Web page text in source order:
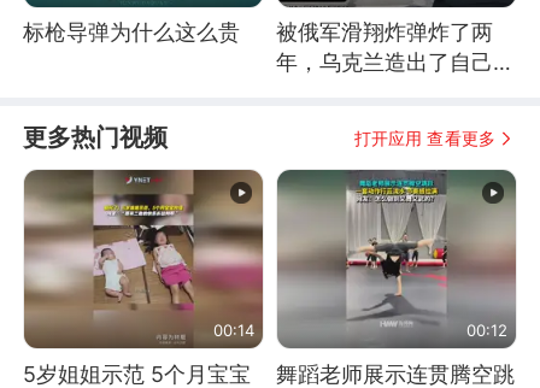
标枪导弹为什么这么贵
被俄军滑翔炸弹炸了两
年，乌克兰造出了自己
更多热门视频 打开应用 查看更多
00:14
5岁姐姐示范 5个月宝宝
00:12
舞蹈老师展示连贯腾空跳